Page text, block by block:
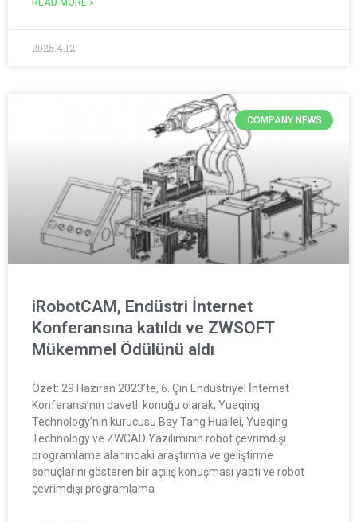
READ MORE »
2025.4.12.
COMPANY NEWS
iRobotCAM, Endüstri İnternet
Konferansına katıldı ve ZWSOFT
Mükemmel Ödülünü aldı
Özet: 29 Haziran 2023’te, 6. Çin Endüstriyel İnternet
Konferansı’nın davetli konuğu olarak, Yueqing
Technology’nin kurucusu Bay Tang Huailei, Yueqing
Technology ve ZWCAD Yazılımının robot çevrimdışı
programlama alanındaki araştırma ve geliştirme
sonuçlarını gösteren bir açılış konuşması yaptı ve robot
çevrimdışı programlama